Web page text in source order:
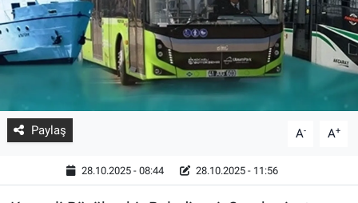
Paylaş A- A+
28.10.2025 - 08:44 28.10.2025 - 11:56